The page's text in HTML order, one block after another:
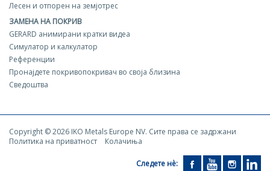
Лесен и отпорен на земјотрес
ЗАМЕНА НА ПОКРИВ
GERARD aнимирани кратки видеа
Симулатор и калкулатор
Референции
Пронајдете покривопокривач во своја близина
Сведоштва
Copyright © 2026 IKO Metals Europe NV. Сите права се задржани
Политика на приватност
Колачиња
Следете нѐ: